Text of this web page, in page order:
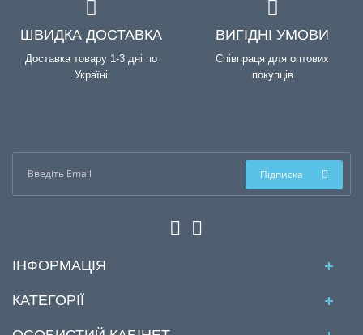
ШВИДКА ДОСТАВКА
Доставка товару 1-3 дні по
Україні
ВИГІДНІ УМОВИ
Співпраця для оптових
покупців
Підписка
ІНФОРМАЦІЯ
КАТЕГОРІЇ